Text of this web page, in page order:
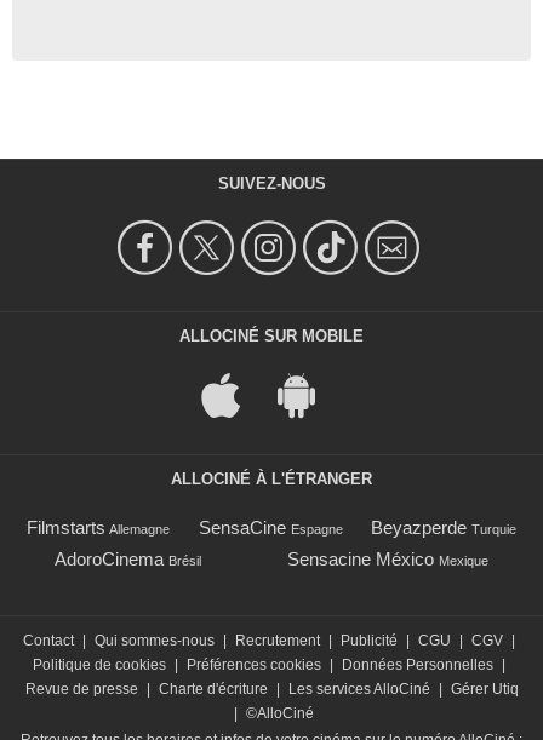
SUIVEZ-NOUS
ALLOCINÉ SUR MOBILE
ALLOCINÉ À L'ÉTRANGER
Filmstarts Allemagne SensaCine Espagne Beyazperde Turquie
AdoroCinema Brésil Sensacine México Mexique
Contact | Qui sommes-nous | Recrutement | Publicité | CGU | CGV |
Politique de cookies | Préférences cookies | Données Personnelles |
Revue de presse
| Charte d'écriture | Les services AlloCiné | Gérer Utiq
| ©AlloCiné